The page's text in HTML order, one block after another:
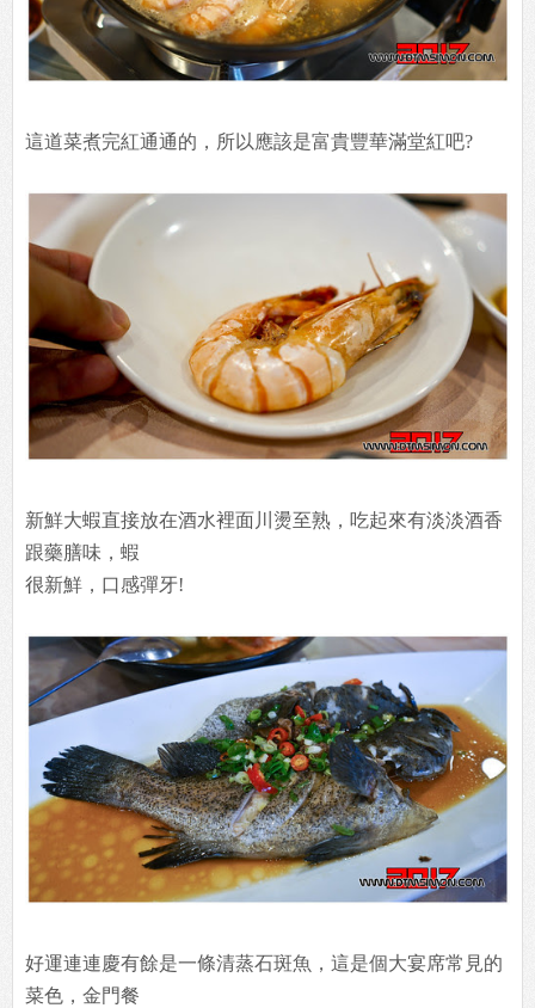
這道菜煮完紅通通的，所以應該是富貴豐華滿堂紅吧?
新鮮大蝦直接放在酒水裡面川燙至熟，吃起來有淡淡酒香
跟藥膳味，蝦
很新鮮，口感彈牙!
好運連連慶有餘是一條清蒸石斑魚，這是個大宴席常見的
菜色，金門餐